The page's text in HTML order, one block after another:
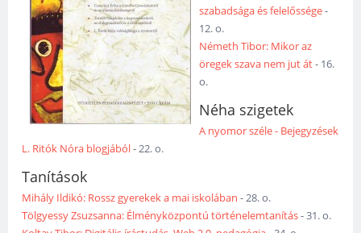
szabadsága és felelőssége-
12. o.
Németh Tibor: Mikor az
öregek szava nem jut át- 16.
o.
Néha szigetek
A nyomor széle - Bejegyzések
L. Ritók Nóra blogjából- 22. o.
Tanítások
Mihály Ildikó: Rossz gyerekek a mai iskolában - 28. o.
Tölgyessy Zsuzsanna: Élményközpontú történelemtanítás- 31. o.